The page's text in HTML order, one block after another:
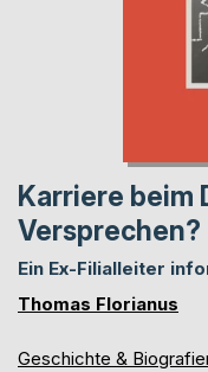
Karriere beim
Versprechen?
Ein Ex-Filialleiter
Thomas Florianus
Geschichte &